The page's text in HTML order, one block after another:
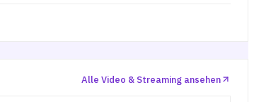
Alle Video & Streaming ansehen